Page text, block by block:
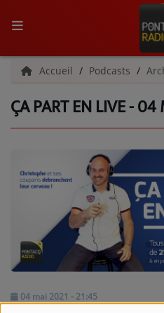
ACCUEIL
RADIO
L'ÉQUIPE
GRILLE DES PROGRAMMES
C'ÉTAIT QUOI CE TITRE ?
MÉDIAS
PODCASTS - SAISON 2026/2027
Accueil Podcasts
ÇA PART EN LIVE -
04 mai 2021 - 21:45